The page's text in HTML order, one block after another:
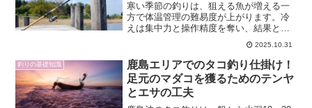
寒い季節の釣りは、狙える魚が増える一
方で体温管理の難易度が上がります。冷
えは集中力と操作精度を奪い、結果とし
て釣果にも直結します。本記事では、レ
イヤリングの基本から末端の保温、場所
や天候別の対策、電熱ギアの安全運用ま
でを体系的に解説します。...
2025.10.31
釣りの基礎知識
鹿島エリアでのタコ釣り仕掛け！
足元のマダコを獲るためのテンヤ
とエサの工夫